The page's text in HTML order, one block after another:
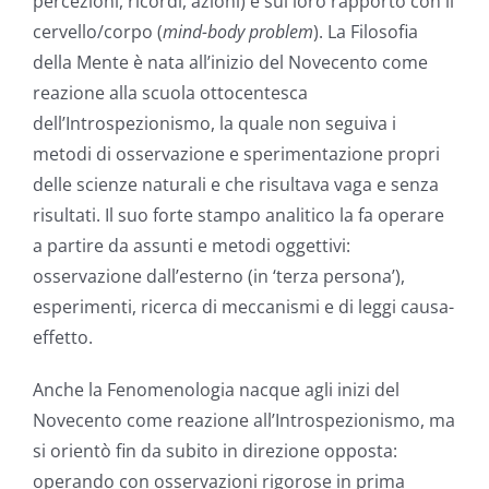
cervello/corpo (mind-body problem). La Filosofia
della Mente è nata all’inizio del Novecento come
reazione alla scuola ottocentesca
dell’Introspezionismo, la quale non seguiva i
metodi di osservazione e sperimentazione propri
delle scienze naturali e che risultava vaga e senza
risultati. Il suo forte stampo analitico la fa operare
a partire da assunti e metodi oggettivi:
osservazione dall’esterno (in ‘terza persona’),
esperimenti, ricerca di meccanismi e di leggi causa-
effetto.
Anche la Fenomenologia nacque agli inizi del
Novecento come reazione all’Introspezionismo, ma
si orientò fin da subito in direzione opposta:
operando con osservazioni rigorose in prima